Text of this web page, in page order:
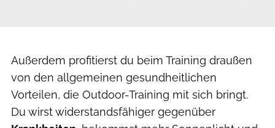
Außerdem profitierst du beim Training draußen
von den allgemeinen gesundheitlichen
Vorteilen, die Outdoor-Training mit sich bringt.
Du wirst widerstandsfähiger gegenüber